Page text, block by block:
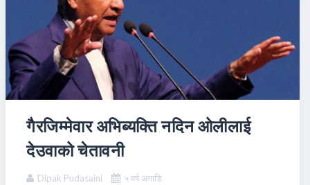
गैरजिम्मेवार अभिब्यक्ति नदिन ओलीलाई
देउवाको चेतावनी
Dipak Pudasaini ५ वर्ष अगाडि